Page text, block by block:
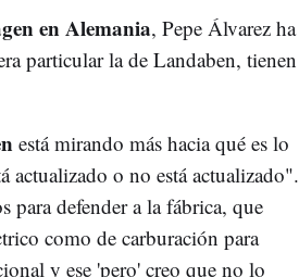
en Alemania, Pepe Álvarez ha
particular la de Landaben, tienen
está mirando más hacia qué es lo
actualizado o no está actualizado".
para defender a la fábrica, que
como de carburación para
y ese 'pero' creo que no lo